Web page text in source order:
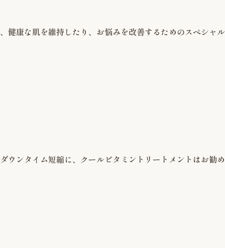
健康な肌を維持したり、お悩みを改善するためのスペシャ
ウンタイム短縮に、クールビタミントリートメントはお勧